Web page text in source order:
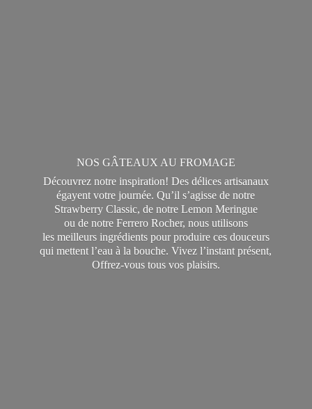
NOS GÂTEAUX AU FROMAGE
Découvrez notre inspiration! Des délices artisanaux
égayent votre journée. Qu’il s’agisse de notre
Strawberry Classic, de notre Lemon Meringue
ou de notre Ferrero Rocher, nous utilisons
les meilleurs ingrédients pour produire ces douceurs
qui mettent l’eau à la bouche. Vivez l’instant présent,
Offrez-vous tous vos plaisirs.